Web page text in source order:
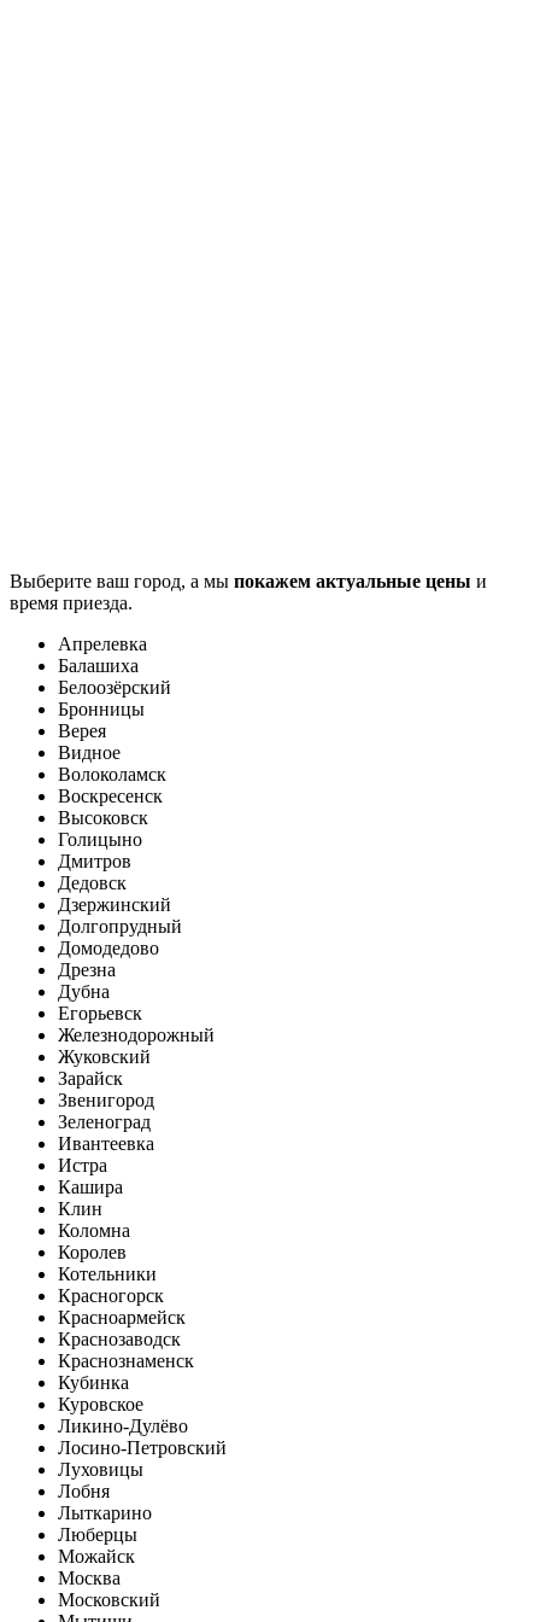
Выберите ваш город, а мы покажем актуальные цены и
время приезда.
Апрелевка
Балашиха
Белоозёрский
Бронницы
Верея
Видное
Волоколамск
Воскресенск
Высоковск
Голицыно
Дмитров
Дедовск
Дзержинский
Долгопрудный
Домодедово
Дрезна
Дубна
Егорьевск
Железнодорожный
Жуковский
Зарайск
Звенигород
Зеленоград
Ивантеевка
Истра
Кашира
Клин
Коломна
Королев
Котельники
Красногорск
Красноармейск
Краснозаводск
Краснознаменск
Кубинка
Куровское
Ликино-Дулёво
Лосино-Петровский
Луховицы
Лобня
Лыткарино
Люберцы
Можайск
Москва
Московский